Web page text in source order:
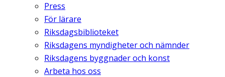
Press
För lärare
Riksdagsbiblioteket
Riksdagens myndigheter och nämnder
Riksdagens byggnader och konst
Arbeta hos oss